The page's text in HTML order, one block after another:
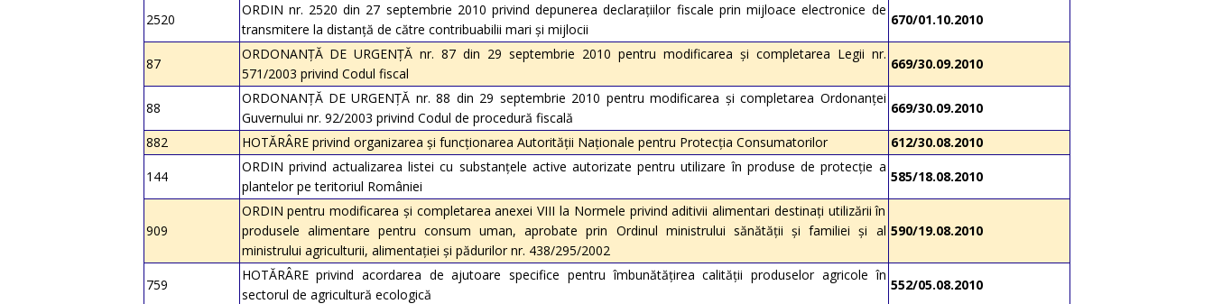
2520
ORDIN nr. 2520 din 27 septembrie 2010 privind depunerea declaraţiilor fiscale prin mijloace electronice de
transmitere la distanţă de către contribuabilii mari şi mijlocii
670/01.10.2010
87
ORDONANŢĂ DE URGENŢĂ nr. 87 din 29 septembrie 2010 pentru modificarea şi completarea Legii nr.
571/2003 privind Codul fiscal
669/30.09.2010
88
ORDONANŢĂ DE URGENŢĂ nr. 88 din 29 septembrie 2010 pentru modificarea şi completarea Ordonanţei
Guvernului nr. 92/2003 privind Codul de procedură fiscală
669/30.09.2010
882
HOTĂRÂRE privind organizarea şi funcţionarea Autorităţii Naţionale pentru Protecţia Consumatorilor
612/30.08.2010
144
ORDIN privind actualizarea listei cu substanţele active autorizate pentru utilizare în produse de protecţie a
plantelor pe teritoriul României
585/18.08.2010
909
ORDIN pentru modificarea şi completarea anexei VIII la Normele privind aditivii alimentari destinaţi utilizării în
produsele alimentare pentru consum uman, aprobate prin Ordinul ministrului sănătăţii şi familiei şi al
ministrului agriculturii, alimentaţiei şi pădurilor nr. 438/295/2002
590/19.08.2010
759
HOTĂRÂRE privind acordarea de ajutoare specifice pentru îmbunătăţirea calităţii produselor agricole în
sectorul de agricultură ecologică
552/05.08.2010